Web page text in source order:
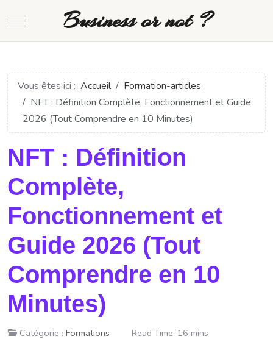
Mobile Menu ToggleBusiness or not ?
Vous êtes ici : Accueil
Formation-articles
NFT : Définition Complète, Fonctionnement et Guide
2026 (Tout Comprendre en 10 Minutes)
NFT : Définition
Complète,
Fonctionnement et
Guide 2026 (Tout
Comprendre en 10
Minutes)
Catégorie : Formations
Read Time: 16 mins